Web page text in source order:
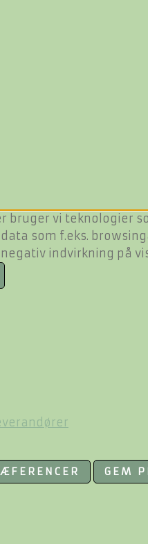
bruger vi teknologier
som f.eks.
indvirkning på
GEM